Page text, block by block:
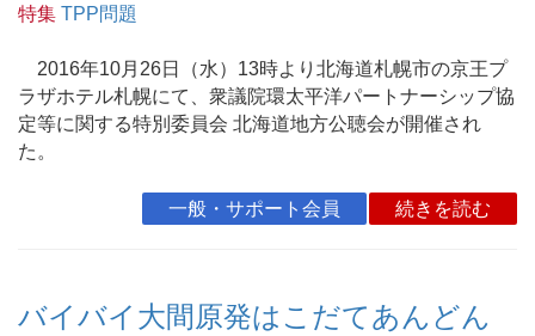
特集 TPP問題
2016年10月26日（水）13時より北海道札幌市の京王プ
ラザホテル札幌にて、衆議院環太平洋パートナーシップ協
定等に関する特別委員会 北海道地方公聴会が開催され
た。
一般・サポート会員 続きを読む
バイバイ大間原発はこだてあんどん